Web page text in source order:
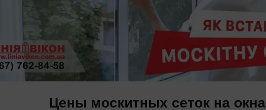
Цены москитных сеток на окна